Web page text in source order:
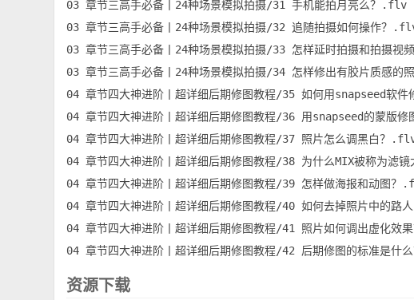
03 章节三高手必备丨24种场景模拟拍摄/31 手机能拍月亮么？.flv
03 章节三高手必备丨24种场景模拟拍摄/32 追随拍摄如何操作？
03 章节三高手必备丨24种场景模拟拍摄/33 怎样延时拍摄和拍摄
03 章节三高手必备丨24种场景模拟拍摄/34 怎样修出有胶片质感
04 章节四大神进阶丨超详细后期修图教程/35 如何用snapseed软
04 章节四大神进阶丨超详细后期修图教程/36 用snapseed的蒙版
04 章节四大神进阶丨超详细后期修图教程/37 照片怎么调黑白？
04 章节四大神进阶丨超详细后期修图教程/38 为什么MIX被称为滤
04 章节四大神进阶丨超详细后期修图教程/39 怎样做海报和动图
04 章节四大神进阶丨超详细后期修图教程/40 如何去掉照片中的路
04 章节四大神进阶丨超详细后期修图教程/41 照片如何调出虚化效
04 章节四大神进阶丨超详细后期修图教程/42 后期修图的标准是什
资源下载